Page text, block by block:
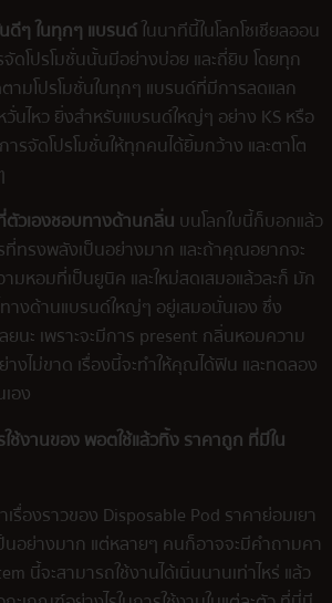
ดีๆ ในทุกๆ แบรนด์ในนาทีนี้ในโลกโซเชียลออน
ดโปรโมชั่นนั้นมีอย่างบ่อย และถี่ยิบ โดยทุก
ามโปรโมชั่นในทุกๆ แบรนด์ที่มีการลดแลก
นไหว ยิ่งสำหรับแบรนด์ใหญ่ๆ อย่าง KS หรือ
รจัดโปรโมชั่นให้ทุกคนได้ยิ้มกว้าง และตาโต
ตัวเองชอบทางด้านกลิ่น บนโลกใบนี้ก็บอกแล้ว
ที่ทรงพลังเป็นอย่างมาก และถ้าคุณอยากจะ
มหอมที่เป็นยูนิค และใหม่สดเสมอแล้วละก็ มัก
างด้านแบรนด์ใหญ่ๆ อยู่เสมอนั่นเอง ซึ่ง
นะ เพราะจะมีการ present กลิ่นหอมความ
งไม่ขาด เรื่องนี้จะทำให้คุณได้ฟิน และทดลอง
อง
ช้งานของพอตใช้แล้วทิ้ง ราคาถูก ที่มีใน
รื่องราวของ Disposable Pod ราคาย่อมเยา
นอย่างมาก แต่หลายๆ คนก็อาจจะมีคำถามคา
นี้จะสามารถใช้งานได้เนิ่นนานเท่าไหร่ แล้ว